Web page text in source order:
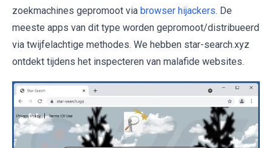
zoekmachines gepromoot via browser hijackers. De
meeste apps van dit type worden gepromoot/distribueerd
via twijfelachtige methodes. We hebben star-search.xyz
ontdekt tijdens het inspecteren van malafide websites.